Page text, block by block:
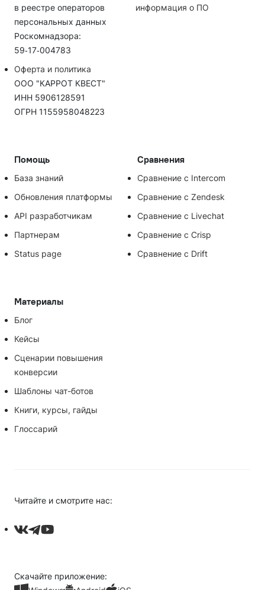
Помощь
База знаний
Обновления платформы
API разработчикам
Партнерам
Status page
Сравнения
Сравнение с Intercom
Сравнение с Zendesk
Сравнение с Livechat
Сравнение с Crisp
Сравнение с Drift
Материалы
Блог
Кейсы
Сценарии повышения
конверсии
Шаблоны чат-ботов
Книги, курсы, гайды
Глоссарий
в реестре операторов
персональных данных
Роскомнадзора:
59‑17‑004783
информация о ПО
Оферта и политика
ООО "КАРРОТ КВЕСТ"
ИНН 5906128591
ОГРН 1155958048223
Читайте и смотрите нас:
Скачайте приложение: